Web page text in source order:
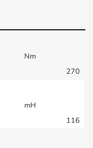
Nm
270
mH
116